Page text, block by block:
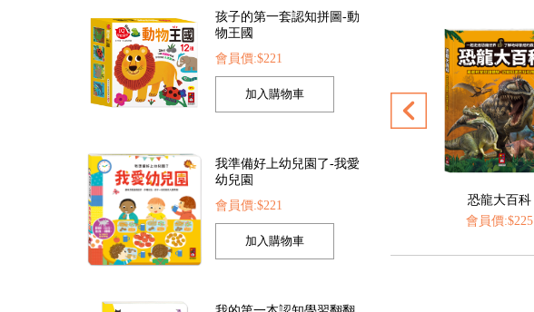
我準備好上幼兒園了-我愛
我的第一本認知學習翻翻
動物大百科
會員價:$225
會員價:$225
會員價:$165